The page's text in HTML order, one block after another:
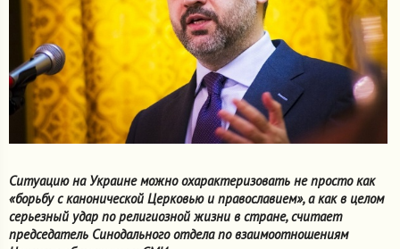
Ситуацию на Украине можно охарактеризовать не просто как
«борьбу с канонической Церковью и православием», а как в целом
серьезный удар по религиозной жизни в стране, считает
председатель Синодального отдела по взаимоотношениям